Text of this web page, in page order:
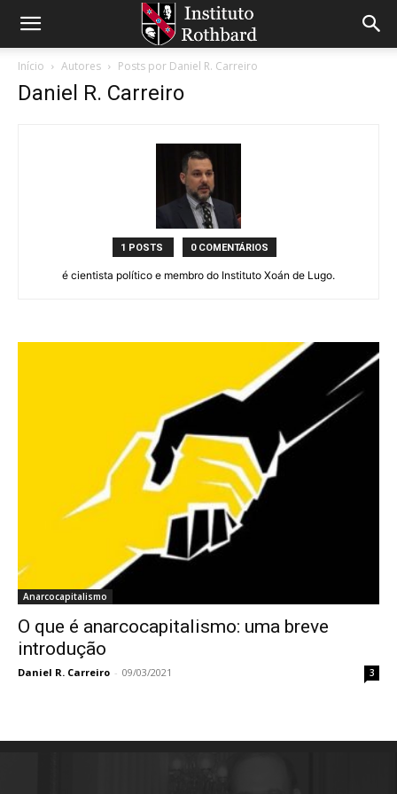
Início Autores Posts por Daniel R. Carreiro
Daniel R. Carreiro
1 POSTS 0 COMENTÁRIOS
é cientista político e membro do Instituto Xoán de Lugo.
Anarcocapitalismo
O que é anarcocapitalismo: uma breve
introdução
Daniel R. Carreiro - 09/03/2021 3